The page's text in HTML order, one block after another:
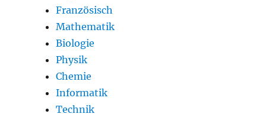
Französisch
Mathematik
Biologie
Physik
Chemie
Informatik
Technik